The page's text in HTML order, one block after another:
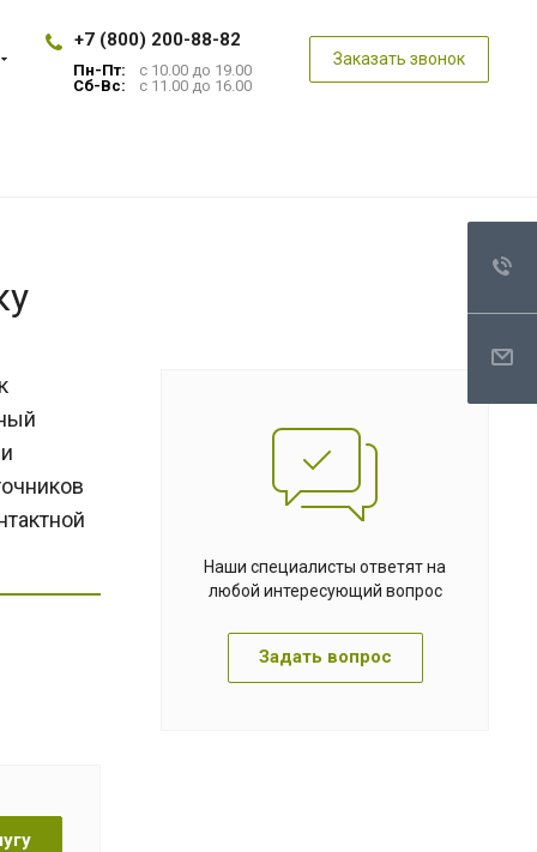
+7 (800) 200-88-82
Пн-Пт:
с 10.00 до 19.00
Сб-Вс:
с 11.00 до 16.00
Заказать звонок
Наши специалисты ответят на
любой интересующий вопрос
Задать вопрос